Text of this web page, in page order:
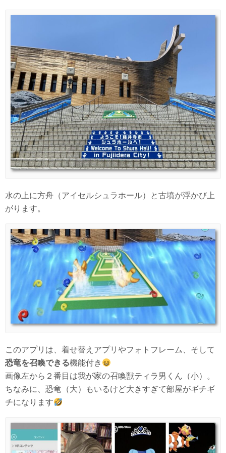
水の上に方舟（アイセルシュラホール）と古墳が浮かび上
がります。
このアプリは、着せ替えアプリやフォトフレーム、そして
恐竜を召喚できる機能付き
画像左から２番目は我が家の召喚獣ティラ男くん（小）。
ちなみに、恐竜（大）もいるけど大きすぎて部屋がギチギ
チになります